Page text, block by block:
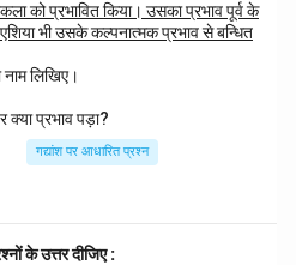
को प्रभावित किया। उसका प्रभाव पूर्व के
भी उसके कल्पनात्मक प्रभाव से बन्धित
लिखिए।
क्या प्रभाव पड़ा?
गद्यांश पर आधारित प्रश्न
के उत्तर दीजिए :